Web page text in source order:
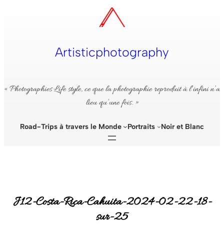
Artisticphotography
« Photographies Life style, ce que la photographie reproduit à l’infini n’a
lieu qu’une fois. »
Road-Trips à travers le Monde Portraits Noir et Blanc
J12-Costa-Rica-Cahuita-2024-02-22-18-
sur-25